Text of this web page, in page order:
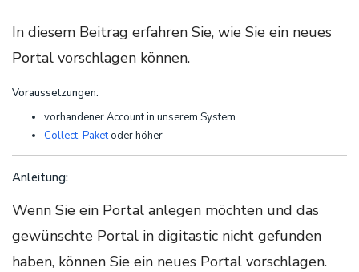
In diesem Beitrag erfahren Sie, wie Sie ein neues
Portal vorschlagen können.
Voraussetzungen:
vorhandener Account in unserem System
Collect-Paketoder höher
Anleitung:
Wenn Sie ein Portal anlegen möchten und das
gewünschte Portal in digitastic nicht gefunden
haben, können Sie ein neues Portal vorschlagen.